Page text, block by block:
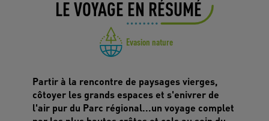
LE VOYAGE EN RÉSUMÉ
Evasion nature
Partir à la rencontre de paysages vierges,
côtoyer les grands espaces et s'enivrer de
l'air pur du Parc régional...un voyage complet